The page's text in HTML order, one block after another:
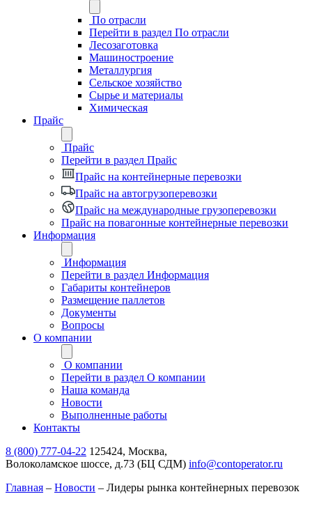
По отрасли
Перейти в раздел По отрасли
Лесозаготовка
Машиностроение
Металлургия
Сельское хозяйство
Сырье и материалы
Химическая
Прайс
Прайс
Перейти в раздел Прайс
Прайс на контейнерные перевозки
Прайс на автогрузоперевозки
Прайс на международные грузоперевозки
Прайс на повагонные контейнерные перевозки
Информация
Информация
Перейти в раздел Информация
Габариты контейнеров
Размещение паллетов
Документы
Вопросы
О компании
О компании
Перейти в раздел О компании
Наша команда
Новости
Выполненные работы
Контакты
8 (800) 777-04-22 125424, Москва,
Волоколамское шоссе, д.73 (БЦ СДМ) info@contoperator.ru
Главная – Новости – Лидеры рынка контейнерных перевозок